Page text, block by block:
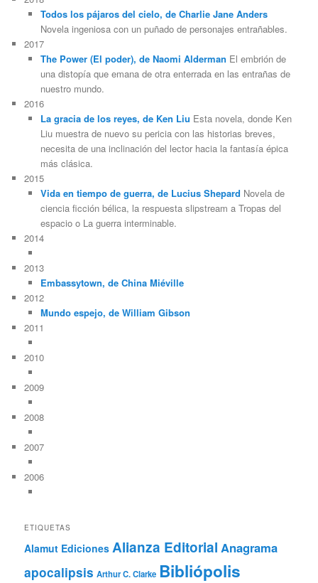
Todos los pájaros del cielo, de Charlie Jane Anders
Novela ingeniosa con un puñado de personajes entrañables.
2017
The Power (El poder), de Naomi Alderman El embrión de
una distopía que emana de otra enterrada en las entrañas de
nuestro mundo.
2016
La gracia de los reyes, de Ken Liu Esta novela, donde Ken
Liu muestra de nuevo su pericia con las historias breves,
necesita de una inclinación del lector hacia la fantasía épica
más clásica.
2015
Vida en tiempo de guerra, de Lucius Shepard Novela de
ciencia ficción bélica, la respuesta slipstream a Tropas del
espacio o La guerra interminable.
2014
2013
Embassytown, de China Miéville
2012
Mundo espejo, de William Gibson
2011
2010
2009
2008
2007
2006
ETIQUETAS
Alamut Ediciones Alianza Editorial Anagrama
apocalipsis Arthur C. Clarke Bibliópolis